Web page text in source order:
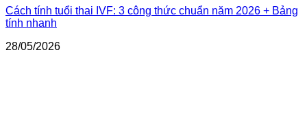
Cách tính tuổi thai IVF: 3 công thức chuẩn năm 2026 + Bảng
tính nhanh
28/05/2026